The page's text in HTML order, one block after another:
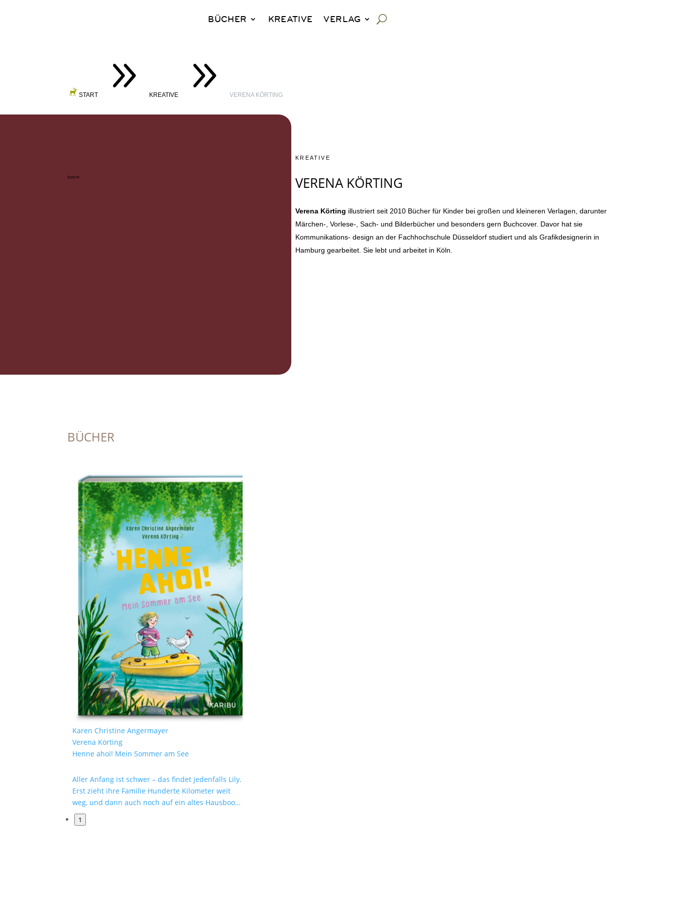
BÜCHER KREATIVE VERLAG
START 9 KREATIVE 9 VERENA KÖRTING
©privat
KREATIVE
VERENA KÖRTING
Verena Körting illustriert seit 2010 Bücher für Kinder bei großen und kleineren Verlagen, darunter
Märchen-, Vorlese-, Sach- und Bilderbücher und besonders gern Buchcover. Davor hat sie
Kommunikations- design an der Fachhochschule Düsseldorf studiert und als Grafikdesignerin in
Hamburg gearbeitet. Sie lebt und arbeitet in Köln.
BÜCHER
Karen Christine Angermayer
Verena Körting
Henne ahoi! Mein Sommer am See
Aller Anfang ist schwer – das findet jedenfalls Lily.
Erst zieht ihre Familie Hunderte Kilometer weit
weg, und dann auch noch auf ein altes Hausboot.
Als Lilys Mutter für einen Job nach Island reist,
steht plötzlich alles Kopf – denn ihr Vater hat alle
1